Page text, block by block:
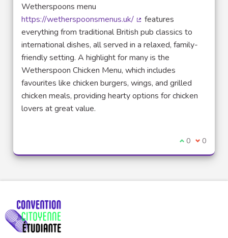
Wetherspoons menu
https://wetherspoonsmenus.uk/
(Lien externe)
features
everything from traditional British pub classics to
international dishes, all served in a relaxed, family-
friendly setting. A highlight for many is the
Wetherspoon Chicken Menu, which includes
favourites like chicken burgers, wings, and grilled
chicken meals, providing hearty options for chicken
lovers at great value.
Je suis
0 Je ne
0